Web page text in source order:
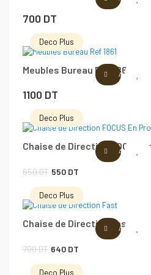
650 DT.
700 DT
Deco Plus
Meubles Bureau Ref 1861
1100 DT
AJOUTER
Deco Plus
Chaise de Direction FOCUS
650DT Le
prix
initial
était :
650 DT.
550 DT
actuel
est :
550 DT.
AJOUTER
Deco Plus
Chaise de Direction Fast
700DT Le
prix
640 DT
AJOUTER
Deco Plus